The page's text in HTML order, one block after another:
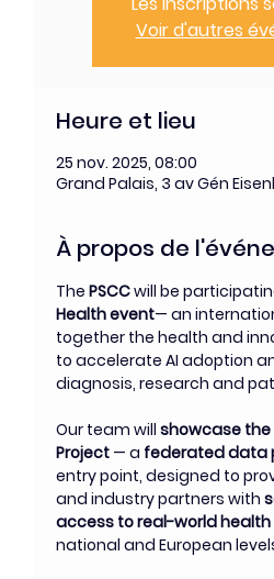
Voir d'autres
Heure et lieu
25 nov. 2025, 08:00
Grand Palais, 3 av Gén
À propos de
The PSCC will be
Health event— an
together the health and
to accelerate AI adoption
diagnosis, research and
Our team will showcase the
Project — a federated data
entry point, designed to
and industry partners with
access to real-world
national and European